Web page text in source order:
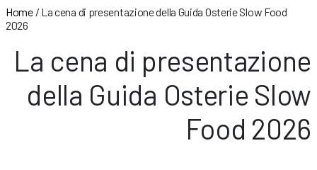
Home/ La cena di presentazione della Guida Osterie Slow Food
2026
La cena di presentazione
della Guida Osterie Slow
Food 2026